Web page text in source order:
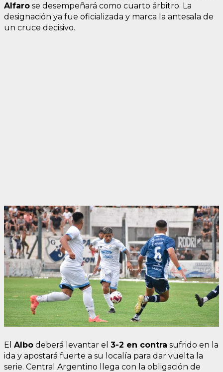
Alfaro se desempeñará como cuarto árbitro. La
designación ya fue oficializada y marca la antesala de
un cruce decisivo.
El Albo deberá levantar el 3-2 en contra sufrido en la
ida y apostará fuerte a su localía para dar vuelta la
serie. Central Argentino llega con la obligación de